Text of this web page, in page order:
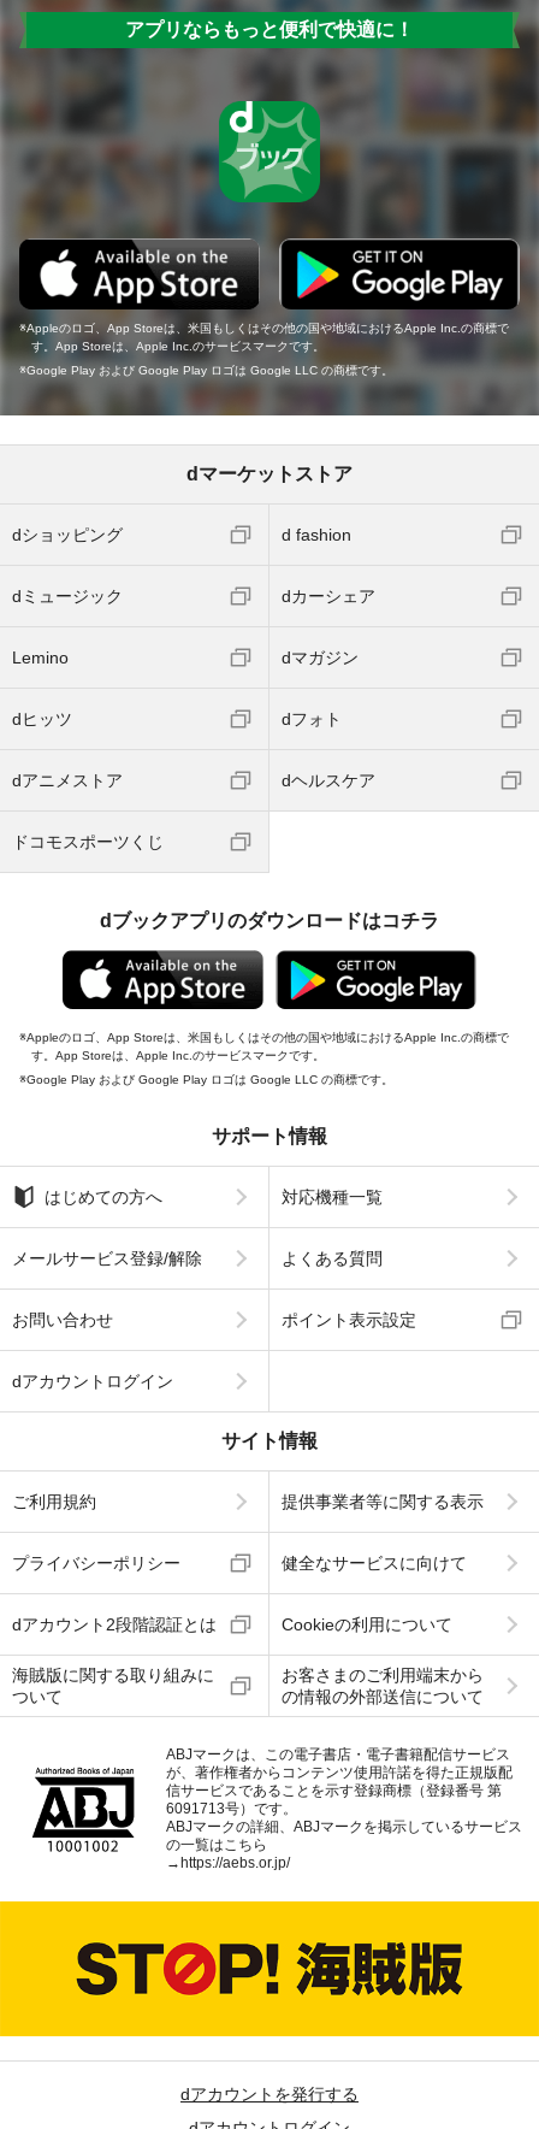
アプリならもっと便利で快適に！
Appleのロゴ、App Storeは、米国もしくはその他の国や地域におけるApple Inc.の商標で
す。App Storeは、Apple Inc.のサービスマークです。
Google Play および Google Play ロゴは Google LLC の商標です。
dマーケットストア
dショッピング d fashion
dミュージック dカーシェア
Lemino dマガジン
dヒッツ dフォト
dアニメストア dヘルスケア
ドコモスポーツくじ
dブックアプリのダウンロードはコチラ
Appleのロゴ、App Storeは、米国もしくはその他の国や地域におけるApple Inc.の商標で
す。App Storeは、Apple Inc.のサービスマークです。
Google Play および Google Play ロゴは Google LLC の商標です。
サポート情報
はじめての方へ 対応機種一覧
メールサービス登録/解除 よくある質問
お問い合わせ ポイント表示設定
dアカウントログイン
サイト情報
ご利用規約 提供事業者等に関する表示
プライバシーポリシー 健全なサービスに向けて
dアカウント2段階認証とは Cookieの利用について
海賊版に関する取り組みに
ついて
お客さまのご利用端末から
の情報の外部送信について
ABJマークは、この電子書店・電子書籍配信サービス
が、著作権者からコンテンツ使用許諾を得た正規版配
信サービスであることを示す登録商標（登録番号 第
6091713号）です。
ABJマークの詳細、ABJマークを掲示しているサービス
の一覧はこちら
→ https://aebs.or.jp/
dアカウントを発行する